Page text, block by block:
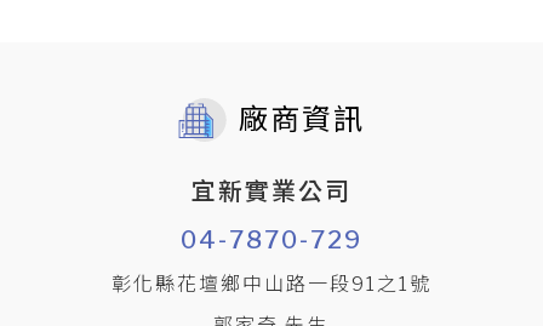
廠商資訊
宜新實業公司
04-7870-729
彰化縣花壇鄉中山路一段91之1號